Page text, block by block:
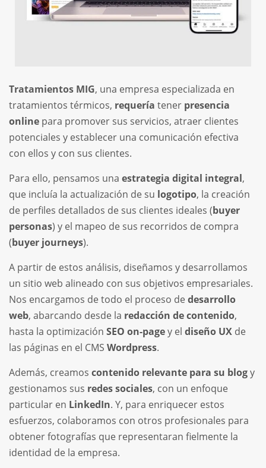
Tratamientos MIG, una empresa especializada en
tratamientos térmicos, requería tener presencia
online para promover sus servicios, atraer clientes
potenciales y establecer una comunicación efectiva
con ellos y con sus clientes.
Para ello, pensamos una estrategia digital integral,
que incluía la actualización de su logotipo, la creación
de perfiles detallados de sus clientes ideales (buyer
personas) y el mapeo de sus recorridos de compra
(buyer journeys).
A partir de estos análisis, diseñamos y desarrollamos
un sitio web alineado con sus objetivos empresariales.
Nos encargamos de todo el proceso de desarrollo
web, abarcando desde la redacción de contenido,
hasta la optimización SEO on-pagey el diseño UX de
las páginas en el CMS Wordpress.
Además, creamos contenido relevante para su blogy
gestionamos sus redes sociales, con un enfoque
particular en LinkedIn. Y, para enriquecer estos
esfuerzos, colaboramos con otros profesionales para
obtener fotografías que representaran fielmente la
identidad de la empresa.